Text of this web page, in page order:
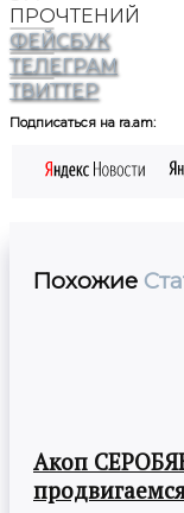
ПРОЧТЕНИЙ
ФЕЙСБУК
ТЕЛЕГРАМ
ТВИТТЕР
Подписаться на ra.am:
Похожие
Акоп